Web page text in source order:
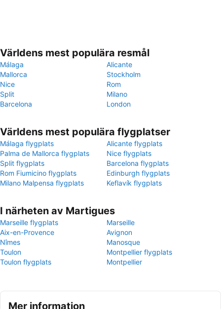
Världens mest populära resmål
Málaga
Alicante
Mallorca
Stockholm
Nice
Rom
Split
Milano
Barcelona
London
Världens mest populära flygplatser
Málaga flygplats
Alicante flygplats
Palma de Mallorca flygplats
Nice flygplats
Split flygplats
Barcelona flygplats
Rom Fiumicino flygplats
Edinburgh flygplats
Milano Malpensa flygplats
Keflavík flygplats
I närheten av Martigues
Marseille flygplats
Marseille
Aix-en-Provence
Avignon
Nîmes
Manosque
Toulon
Montpellier flygplats
Toulon flygplats
Montpellier
Mer information